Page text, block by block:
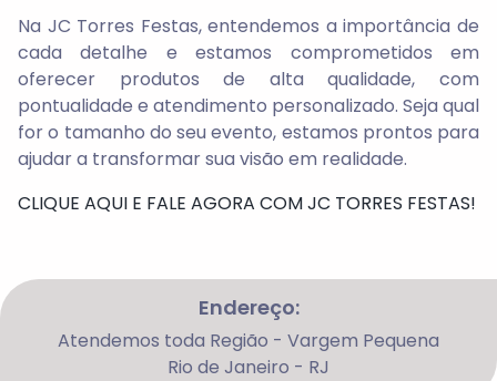
Na JC Torres Festas, entendemos a importância de
cada detalhe e estamos comprometidos em
oferecer produtos de alta qualidade, com
pontualidade e atendimento personalizado. Seja qual
for o tamanho do seu evento, estamos prontos para
ajudar a transformar sua visão em realidade.
CLIQUE AQUI E FALE AGORA COM JC TORRES FESTAS!
Endereço:
Atendemos toda Região - Vargem Pequena
Rio de Janeiro - RJ